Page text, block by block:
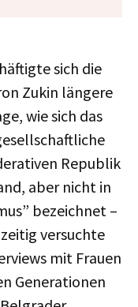
sich die
Zukin längere
wie sich das
Republik
aber nicht in
bezeichnet –
versuchte
mit Frauen
Generationen